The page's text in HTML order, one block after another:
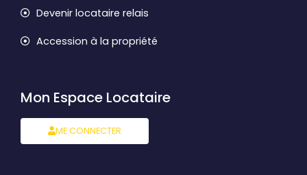
Devenir locataire relais
Accession à la propriété
Mon Espace Locataire
ME CONNECTER